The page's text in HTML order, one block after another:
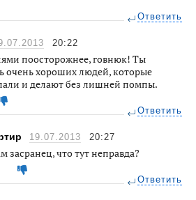
Ответить
20:22
поосторожнее, говнюк! Ты
очень хороших людей, которые
и делают без лишней помпы.
Ответить
19.07.2013 20:27
засранец, что тут неправда?
Ответить